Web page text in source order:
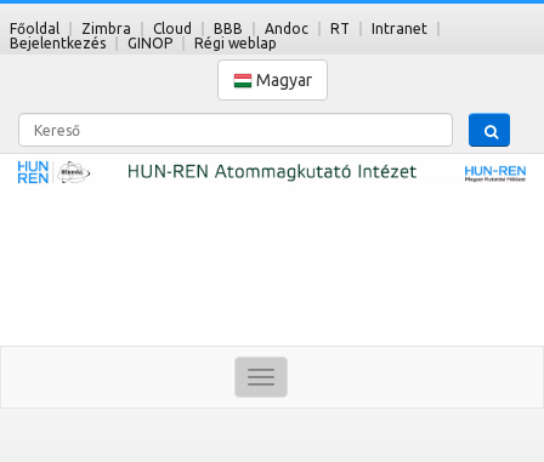
Főoldal Zimbra Cloud BBB Andoc RT
Intranet
Bejelentkezés
GINOP Régi weblap
Magyar
Kereső
Toggle
navigation